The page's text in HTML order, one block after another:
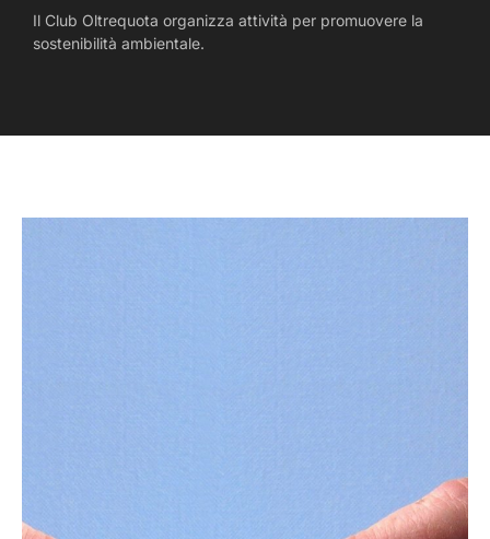
Il Club Oltrequota organizza attività per promuovere la
sostenibilità ambientale.